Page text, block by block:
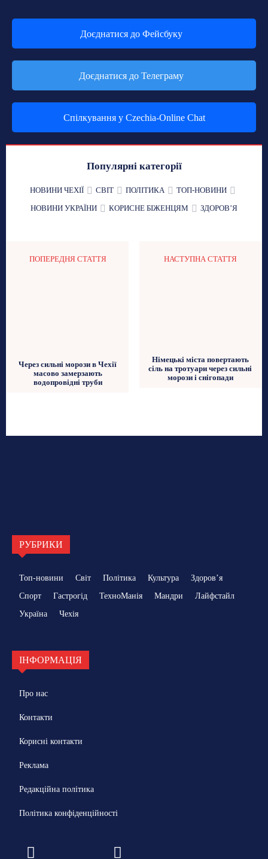
Доєднатися до Фейсбуку
Доєднатися до Телеграму
Спілкування у Czechia-Online Chat
Популярні категорії
НОВИНИ ЧЕХІЇ СВІТ ПОЛІТИКА
ТОП-НОВИНИ
НОВИНИ УКРАЇНИ
КОРИСНЕ БІЖЕНЦЯМ ЗДОРОВʼЯ
ПОПЕРЕДНЯ СТАТТЯ
Через сильні морози в Чехії
масово замерзають
водопровідні труби
НАСТУПНА СТАТТЯ
Німецькі міста повертають
сіль на тротуари через сильні
морози і снігопади
РУБРИКИ
Топ-новини Світ Політика Культура
Здоровʼя
Спорт
Гастрогід ТехноМанія Мандри
Лайфстайл
Україна
Чехія
ІНФОРМАЦІЯ
Про нас
Контакти
Корисні контакти
Реклама
Редакційна політика
Політика конфіденційності